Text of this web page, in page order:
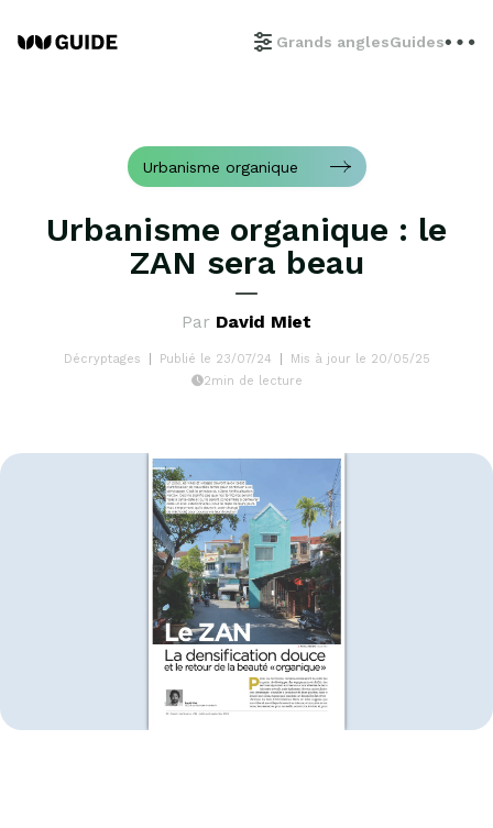
Grands anglesGuides
Urbanisme organique
Urbanisme organique : le
ZAN sera beau
Par David Miet
Décryptages Publié le 23/07/24
Mis à jour le 20/05/25
2min de lecture